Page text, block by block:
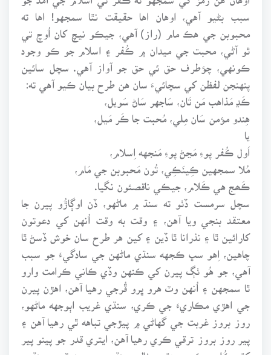
سبب بڻيو آهي، اوهان اها حقيقت نٿا سمجهو! اها ته
محبوبن جي هڪ مام (راز) آهي، جيڪو نيچ کان اُوچ تي
ٿو آڻي، محبت جي ميدان ۾ ڪُفر ۽ اسلام جو ڪو وجود
ڪونهي، چؤطرف حق ئي حق جو آواز آهي. سچل سائين
پنهنجن لفظن کي سچائيءَ سان هن طرح بيان ڪيو آهي ته:
ڪَڍ مَذاهب مَن تَان، سَاجهر سَاڻ سَويل،
هِندو مؤمن سَان مِلي، مُحبت جا ڪَر مَيل،
يا
اَول ڪُفر پوءِ مَڃڻ پوءِ مَنجهه اِسلام،
مُلا سمجهين ڪِينَڪِي، تُون مَحبوبن جي مَام،
ڪَھج هي ڪَلام، جيڪي ناقصئون نگيا.
سچل سرمست ڏٺو ته سنڌ ۾ ماڻهو، ڏن اوڳاڙُو پيرن جا
معتقد بنجي ويا آهن، ۽ وقت به وقت اُنهن کي دعوتون
کارائين ٿا ۽ نذرانا ٿا ڏين ۽ کين هر طرح سان خوش ڏسڻ ٿا
چاهين، اِهو سڀ ڪجهه سنڌي ماڻهن جي سادگيءَ جو سبب
آهي، جو هُو ٺڳ پيرن کي ڪنهن وڏي ڪاني ڪرامت وارو
ٿا سمجهن ۽ اُنهن وٽ هرو ڀرو ڦُرجي رهيا آهن، اهڙن پيرن
جي اهڙي مڪاريءَ جي ڪري، سنڌي غريب اٻوجهه ماڻهو،
روز بروز غربت جي گهاڻي ۾ پيڙجي تباهه ٿي رهيا آهن ۽
پير روز بروز ترقي ڪري رهيا آهن، ايتري قدر جو پينو پير
کٿو ڪُلهي ڪري، هٿين خالي سنڌ جي سرحد ٽپي، سنڌ ۾